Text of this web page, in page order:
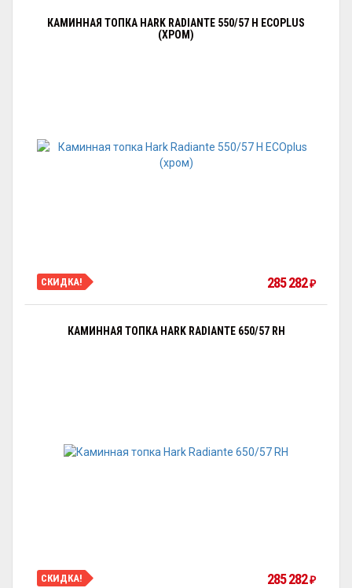
КАМИННАЯ ТОПКА HARK RADIANTE 550/57 H ECOPLUS
(ХРОМ)
СКИДКА! 285 282₽
КАМИННАЯ ТОПКА HARK RADIANTE 650/57 RH
СКИДКА! 285 282₽